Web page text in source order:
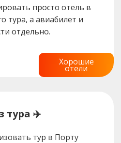
просто отель в
тура, а авиабилет и
отдельно.
Хорошие
отели
тура ✈️
тур в Порту